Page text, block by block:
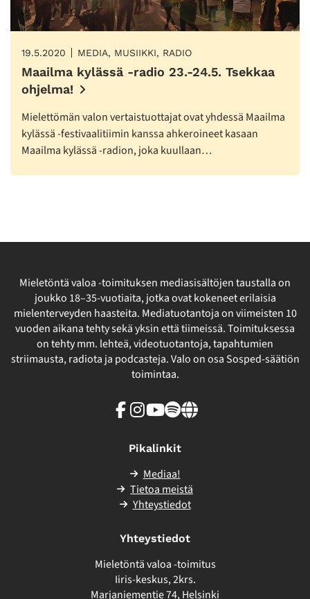
19.5.2020 MEDIA, MUSIIKKI, RADIO
Maailma kylässä -radio 23.-24.5. Tsekkaa
ohjelma!
Mielettömän valon vertaistuottajat ovat yhdessä Maailma
kylässä -festivaalitiimin kanssa ahkeroineet kasaan
Maailma kylässä -radion, joka kuullaan…
Mieletöntä valoa -toimituksen mediasisältöjen taustalla on
joukko 18–35-vuotiaita, jotka ovat kokeneet erilaisia
mielenterveyden haasteita. Mediatuotantoja on viimeisten 10
vuoden aikana tehty sekä yksin että tiimeissä. Toimituksessa
on tehty mm. lehteä, videotuotantoja, tapahtumien
striimausta, radiota ja podcasteja. Valo on osa Sosped-säätiön
toimintaa.
Facebook
Instagram
Youtube
SpotifyLinkki
Pikalinkit
Mediaa!
Tietoa meistä
Yhteystiedot
Yhteystiedot
Mieletöntä valoa -toimitus
Iiris-keskus, 2krs.
Marjaniementie 74, Helsinki